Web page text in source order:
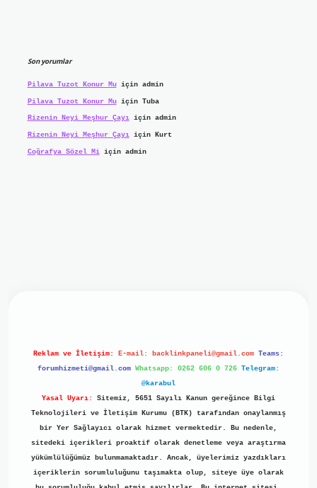
Son yorumlar
Pilava Tuzot Konur Muiçin admin
Pilava Tuzot Konur Muiçin Tuba
Rizenin Neyi Meşhur Çayıiçin admin
Rizenin Neyi Meşhur Çayıiçin Kurt
Coğrafya Sözel Miiçin admin
Reklam ve İletişim: E-mail: backlinkpaneli@gmail.com Teams:
forumhizmeti@gmail.com Whatsapp: 0262 606 0 726 Telegram:
@karabul
Yasal Uyarı:
Sitemiz, 5651 Sayılı Kanun gereğince Bilgi
Teknolojileri ve İletişim Kurumu (BTK) tarafından onaylanmış
bir Yer Sağlayıcı olarak hizmet vermektedir. Bu nedenle,
sitedeki içerikleri proaktif olarak denetleme veya araştırma
yükümlülüğümüz bulunmamaktadır. Ancak, üyelerimiz yazdıkları
içeriklerin sorumluluğunu taşımakta olup, siteye üye olarak